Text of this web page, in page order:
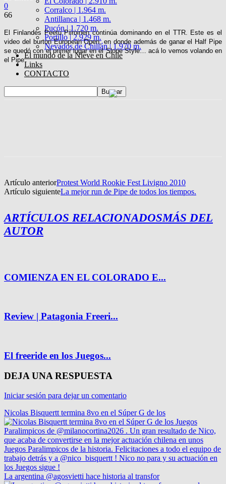
Corralco | 1.964 m.
Antillanca | 1.468 m.
Pucón | 1.720 m.
Portillo | 2.929 m.
Nevados de Chillán | 1.970 m.
El mundo de la Nieve en Chile
Links
CONTACTO
0
66
El Finlandés Peetu Piiroinen continúa dominando en el TTR. Este es el
video del burton European Open, en donde además de ganar el Half Pipe
se quedó con el primer lugar en el Slope Style… acá lo vemos volando en
el Pipe
Artículo anteriorProtest World Rookie Fest Livigno 2010
Artículo siguienteLa mejor run de Pipe de todos los tiempos.
ARTÍCULOS RELACIONADOSMÁS DEL
AUTOR
COMIENZA EN EL COLORADO E...
Review | Patagonia Freeri...
El freeride en los Juegos...
DEJA UNA RESPUESTA
Iniciar sesión para dejar un comentario
Nicolas Bisquertt termina 8vo en el Súper G de los
La argentina @agosvietti hace historia al transfor